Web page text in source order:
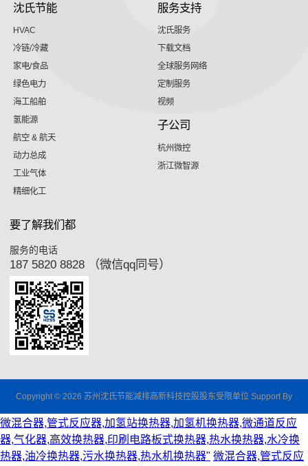
沈氏节能
HVAC
冷链/冷藏
家电/食品
绿色电力
海工船舶
氢能源
航空 & 航天
动力总成
工业气体
精细化工
服务支持
沈氏服务
下载文档
全球服务网络
定制服务
视频
子公司
杭州微控
浙江微智源
要了解我们都
服务的电话
187 5820 8828 （微信qq同号）
Copyright © 2026 苏州沈氏节能减排高新科技控股股东受限单位 Support By
微混合器,管式反应器,加氢站换热器,加氢机换热器,微通道反应
器,气化器,高效换热器,印刷电路板式换热器,热水换热器,水冷换
热器,油冷换热器,污水换热器,热水机换热器" 微混合器,管式反应